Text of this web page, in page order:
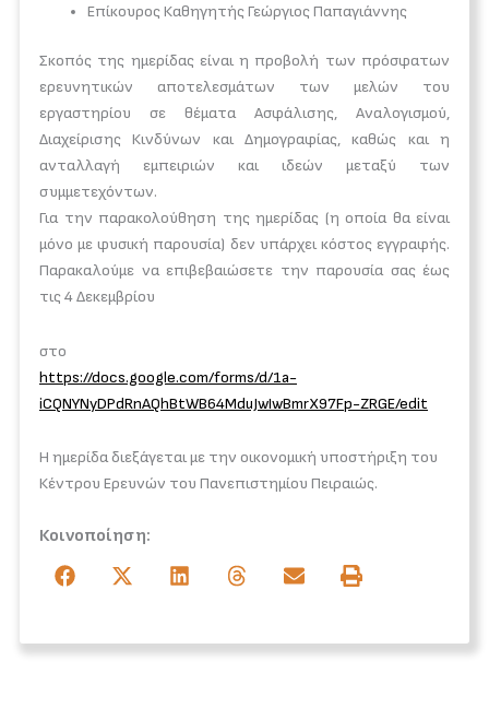
Επίκουρος Καθηγητής Γεώργιος Παπαγιάννης
Σκοπός της ημερίδας είναι η προβολή των πρόσφατων
ερευνητικών αποτελεσμάτων των μελών του
εργαστηρίου σε θέματα Ασφάλισης, Αναλογισμού,
Διαχείρισης Κινδύνων και Δημογραφίας, καθώς και η
ανταλλαγή εμπειριών και ιδεών μεταξύ των
συμμετεχόντων.
Για την παρακολούθηση της ημερίδας (η οποία θα είναι
μόνο με φυσική παρουσία) δεν υπάρχει κόστος εγγραφής.
Παρακαλούμε να επιβεβαιώσετε την παρουσία σας έως
τις 4 Δεκεμβρίου
στο
https://docs.google.com/forms/d/1a-
iCQNYNyDPdRnAQhBtWB64MduJwIwBmrX97Fp-ZRGE/edit
Η ημερίδα διεξάγεται με την οικονομική υποστήριξη του
Κέντρου Ερευνών του Πανεπιστημίου Πειραιώς.
Κοινοποίηση: